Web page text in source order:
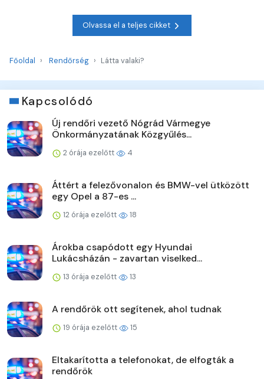
Olvassa el a teljes cikket
Főoldal Rendőrség Látta valaki?
Kapcsolódó
Új rendőri vezető Nógrád Vármegye
Önkormányzatának Közgyűlés...
2 órája ezelőtt 4
Áttért a felezővonalon és BMW-vel ütközött
egy Opel a 87-es ...
12 órája ezelőtt 18
Árokba csapódott egy Hyundai
Lukácsházán - zavartan viselked...
13 órája ezelőtt 13
A rendőrök ott segítenek, ahol tudnak
19 órája ezelőtt 15
Eltakarította a telefonokat, de elfogták a
rendőrök